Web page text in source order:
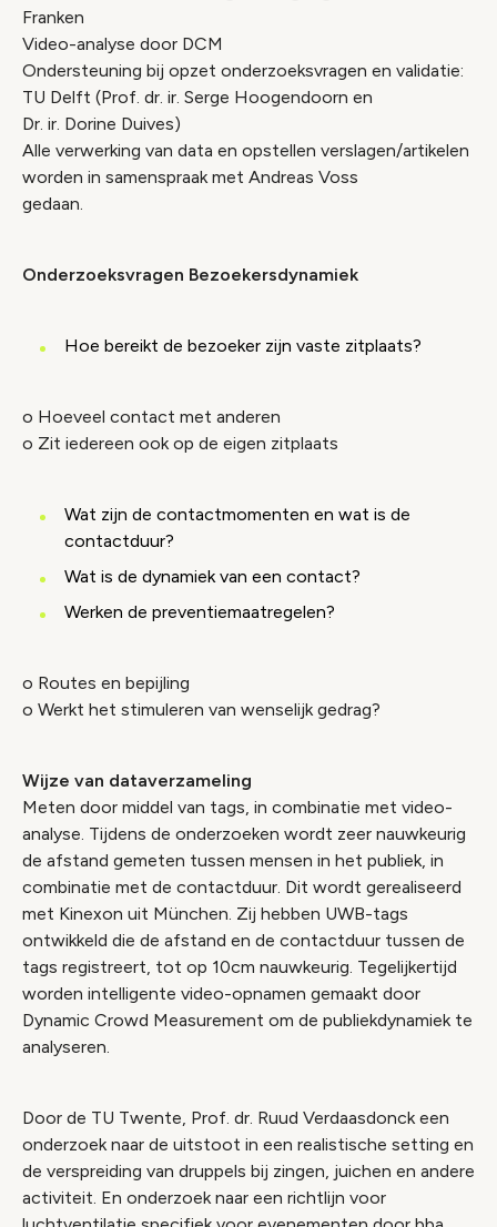
Franken
Video-analyse door DCM
Ondersteuning bij opzet onderzoeksvragen en validatie:
TU Delft (Prof. dr. ir. Serge Hoogendoorn en
Dr. ir. Dorine Duives)
Alle verwerking van data en opstellen verslagen/artikelen
worden in samenspraak met Andreas Voss
gedaan.
Onderzoeksvragen Bezoekersdynamiek
Hoe bereikt de bezoeker zijn vaste zitplaats?
o Hoeveel contact met anderen
o Zit iedereen ook op de eigen zitplaats
Wat zijn de contactmomenten en wat is de
contactduur?
Wat is de dynamiek van een contact?
Werken de preventiemaatregelen?
o Routes en bepijling
o Werkt het stimuleren van wenselijk gedrag?
Wijze van dataverzameling
Meten door middel van tags, in combinatie met video-
analyse. Tijdens de onderzoeken wordt zeer nauwkeurig
de afstand gemeten tussen mensen in het publiek, in
combinatie met de contactduur. Dit wordt gerealiseerd
met Kinexon uit München. Zij hebben UWB-tags
ontwikkeld die de afstand en de contactduur tussen de
tags registreert, tot op 10cm nauwkeurig. Tegelijkertijd
worden intelligente video-opnamen gemaakt door
Dynamic Crowd Measurement om de publiekdynamiek te
analyseren.
Door de TU Twente, Prof. dr. Ruud Verdaasdonck een
onderzoek naar de uitstoot in een realistische setting en
de verspreiding van druppels bij zingen, juichen en andere
activiteit. En onderzoek naar een richtlijn voor